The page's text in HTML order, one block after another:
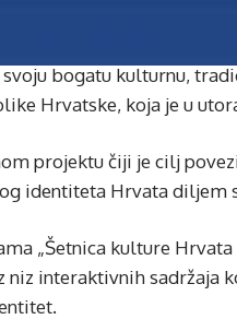
bogatu kulturnu,
Hrvatske, koja je u
projektu čiji je cilj
identiteta Hrvata diljem
„Šetnica kulture
niz interaktivnih sadržaja